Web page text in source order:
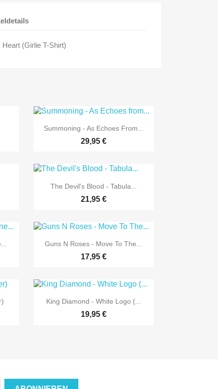
(Girlie T-Shirt)
 Vorschau
Summoning - As Echoes From...
29,95 €
 Vorschau
The Devil's Blood - Tabula...
21,95 €
 Vorschau
Guns N Roses - Move To The...
17,95 €
 Vorschau
King Diamond - White Logo (...
19,95 €